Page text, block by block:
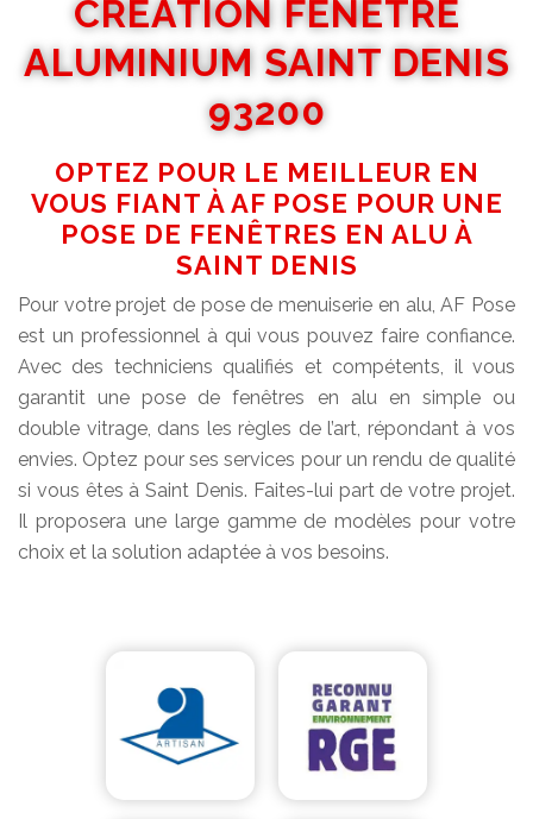
CRÉATION FENÊTRE
ALUMINIUM SAINT DENIS
93200
OPTEZ POUR LE MEILLEUR EN
VOUS FIANT À AF POSE POUR UNE
POSE DE FENÊTRES EN ALU À
SAINT DENIS
Pour votre projet de pose de menuiserie en alu, AF Pose
est un professionnel à qui vous pouvez faire confiance.
Avec des techniciens qualifiés et compétents, il vous
garantit une pose de fenêtres en alu en simple ou
double vitrage, dans les règles de l’art, répondant à vos
envies. Optez pour ses services pour un rendu de qualité
si vous êtes à Saint Denis. Faites-lui part de votre projet.
Il proposera une large gamme de modèles pour votre
choix et la solution adaptée à vos besoins.